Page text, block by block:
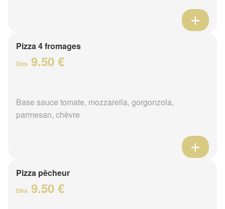
Pizza 4 fromages
Dès 9.50 €
Base sauce tomate, mozzarella, gorgonzola,
parmesan, chèvre
Pizza pêcheur
Dès 9.50 €